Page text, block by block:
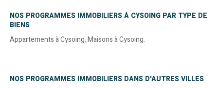
NOS PROGRAMMES IMMOBILIERS À CYSOING PAR TYPE DE
BIENS
Appartements à Cysoing,Maisons à Cysoing.
NOS PROGRAMMES IMMOBILIERS DANS D'AUTRES VILLES